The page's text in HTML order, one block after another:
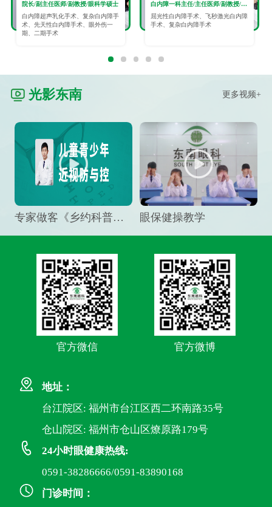
院长/副主任医师/副教授/眼科学硕士
白内障超声乳化手术、复杂白内障手
术、先天性白内障手术、眼外伤一
期、二期手术
白内障一科主任/主任医师/副教授/眼科学硕士
屈光性白内障手术、飞秒激光白内障
手术、复杂白内障手术
光影东南 更多视频+
专家做客《乡约科普》栏目，预防孩子近视竟然这么“简单” 眼保健操教学
官方微信 官方微博
地址：
台江院区: 福州市台江区西二环南路35号
仓山院区: 福州市仓山区燎原路179号
24小时眼健康热线:
0591-38286666/0591-83890168
门诊时间：